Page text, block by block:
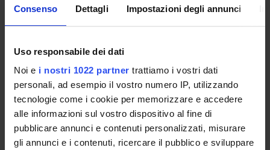
Consenso Dettagli Impostazioni degli annunci
Uso responsabile dei dati
Noi e i nostri 1022 partner trattiamo i vostri dati
personali, ad esempio il vostro numero IP, utilizzando
tecnologie come i cookie per memorizzare e accedere
alle informazioni sul vostro dispositivo al fine di
pubblicare annunci e contenuti personalizzati, misurare
gli annunci e i contenuti, ricercare il pubblico e sviluppare
ORGANISATION
COMMITTEES
DEPARTMENT ADMINISTRATION OFFICES
STUDENT ADMINISTRATION OFFICES